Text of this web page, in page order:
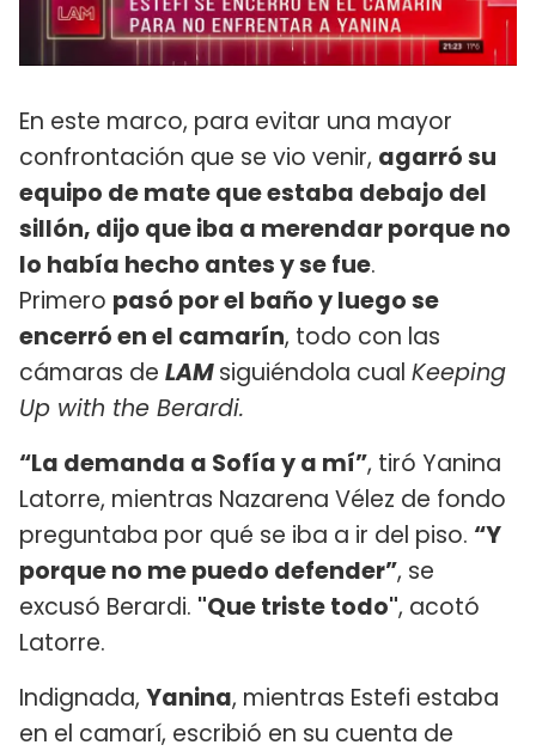
En este marco, para evitar una mayor
confrontación que se vio venir, agarró su
equipo de mate que estaba debajo del
sillón, dijo que iba a merendar porque no
lo había hecho antes y se fue.
Primero pasó por el baño y luego se
encerró en el camarín, todo con las
cámaras de LAMsiguiéndola cual Keeping
Up with the Berardi.
“La demanda a Sofía y a mí”, tiró Yanina
Latorre, mientras Nazarena Vélez de fondo
preguntaba por qué se iba a ir del piso. “Y
porque no me puedo defender”, se
excusó Berardi. "Que triste todo", acotó
Latorre.
Indignada, Yanina, mientras Estefi estaba
en el camarí, escribió en su cuenta de